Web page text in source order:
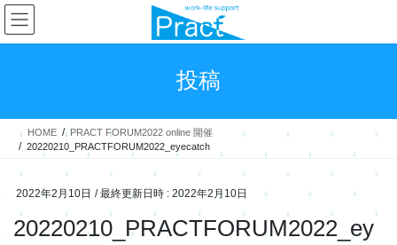
コ
ン
テ
ス
ナ
ビ
ゲ
ン
投稿
HOME
PRACT FORUM2022 online 開催
20220210_PRACTFORUM2022_eyecatch
2022年2月10日 / 最終更新日時 : 2022年2月10日
20220210_PRACTFORUM2022_ey